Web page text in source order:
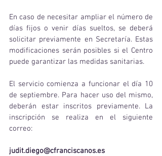
En caso de necesitar ampliar el número de
días fijos o venir días sueltos, se deberá
solicitar previamente en Secretaría. Estas
modificaciones serán posibles si el Centro
puede garantizar las medidas sanitarias.
El servicio comienza a funcionar el día 10
de septiembre. Para hacer uso del mismo,
deberán estar inscritos previamente. La
inscripción se realiza en el siguiente
correo:
judit.diego@cfranciscanos.es